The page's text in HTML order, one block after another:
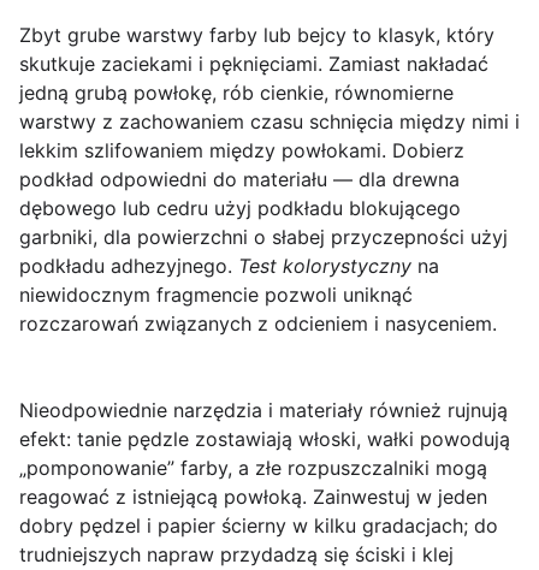
Zbyt grube warstwy farby lub bejcy to klasyk, który
skutkuje zaciekami i pęknięciami. Zamiast nakładać
jedną grubą powłokę, rób cienkie, równomierne
warstwy z zachowaniem czasu schnięcia między nimi i
lekkim szlifowaniem między powłokami. Dobierz
podkład odpowiedni do materiału — dla drewna
dębowego lub cedru użyj podkładu blokującego
garbniki, dla powierzchni o słabej przyczepności użyj
podkładu adhezyjnego. Test kolorystyczny na
niewidocznym fragmencie pozwoli uniknąć
rozczarowań związanych z odcieniem i nasyceniem.
Nieodpowiednie narzędzia i materiały również rujnują
efekt: tanie pędzle zostawiają włoski, wałki powodują
„pomponowanie” farby, a złe rozpuszczalniki mogą
reagować z istniejącą powłoką. Zainwestuj w jeden
dobry pędzel i papier ścierny w kilku gradacjach; do
trudniejszych napraw przydadzą się ściski i klej